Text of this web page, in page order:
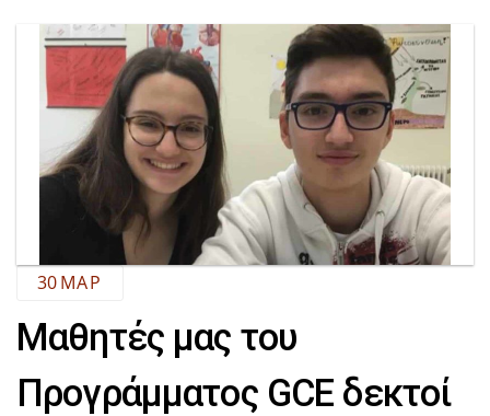
30ΜΑΡ
Μαθητές μας του
Προγράμματος GCE δεκτοί